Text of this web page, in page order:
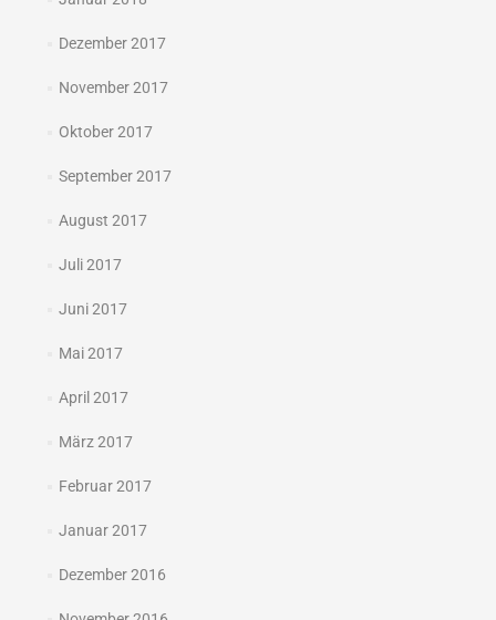
Dezember 2017
November 2017
Oktober 2017
September 2017
August 2017
Juli 2017
Juni 2017
Mai 2017
April 2017
März 2017
Februar 2017
Januar 2017
Dezember 2016